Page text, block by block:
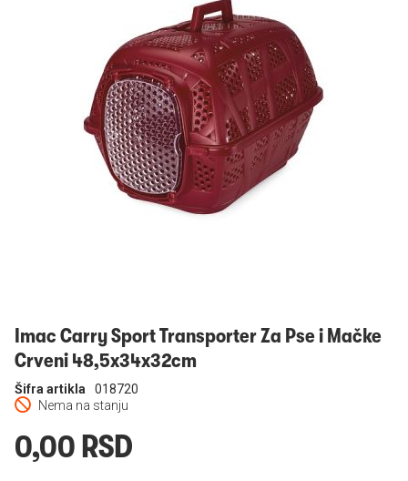
Imac Carry Sport Transporter Za Pse i Mačke
Crveni 48,5x34x32cm
Nema na stanju
Šifra artikla 018720
0,00 RSD